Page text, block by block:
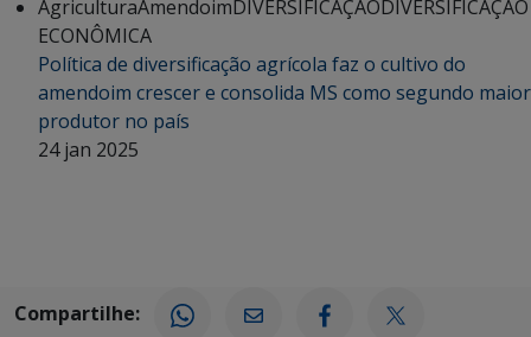
AgriculturaAmendoimDIVERSIFICAÇÃODIVERSIFICAÇÃO
ECONÔMICA
Política de diversificação agrícola faz o cultivo do
amendoim crescer e consolida MS como segundo maior
produtor no país
24 jan 2025
Compartilhe: